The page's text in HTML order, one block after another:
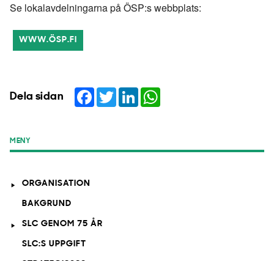
Se lokalavdelningarna på ÖSP:s webbplats:
WWW.ÖSP.FI
Dela sidan Facebook
TwitterLinkedIn
MENY
ORGANISATION
BAKGRUND
SLC GENOM 75 ÅR
SLC:S UPPGIFT